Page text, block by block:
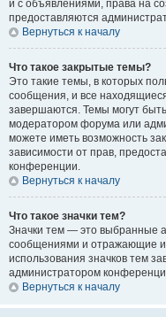
и с объявлениями, права на
предоставляются
Вернуться к началу
Что такое закрытые темы?
Это такие темы, в которых
сообщения, и все
завершаются. Темы могут
модератором форума или
можете иметь возможность
зависимости от прав,
конференции.
Вернуться к началу
Что такое значки тем?
Значки тем — это выбранные
сообщениями и отражающие
использования значков тем
администратором
Вернуться к началу